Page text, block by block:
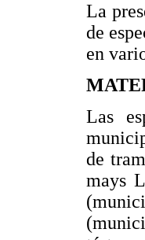
La
de
en
Las
de
mays